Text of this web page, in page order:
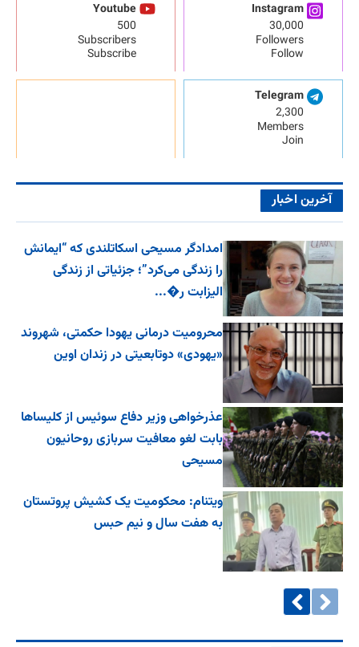
Instagram
30,000
Followers
Follow
Youtube
500
Subscribers
Subscribe
Telegram
2,300
Members
Join
آخرین اخبار
امدادگر مسیحی اسکاتلندی که “ایمانش
را زندگی می‌کرد”؛ جزئیاتی از زندگی
الیزابت ر�...
محرومیت درمانی یهودا حکمتی، شهروند
«یهودی» دوتابعیتی در زندان اوین
عذرخواهی وزیر دفاع سوئیس از کلیساها
بابت لغو معافیت سربازی روحانیون
مسیحی
ویتنام: محکومیت یک کشیش پروتستان
به هفت سال و نیم حبس